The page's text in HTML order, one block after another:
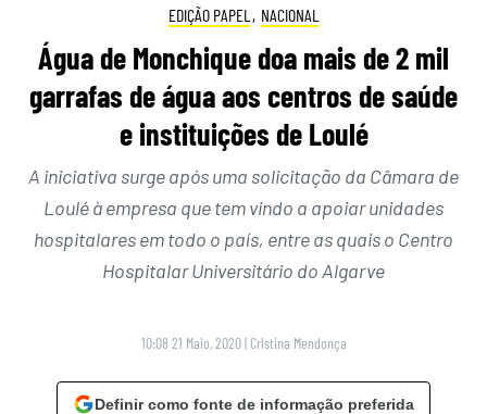
EDIÇÃO PAPEL , NACIONAL
Água de Monchique doa mais de 2 mil
garrafas de água aos centros de saúde
e instituições de Loulé
A iniciativa surge após uma solicitação da Câmara de
Loulé à empresa que tem vindo a apoiar unidades
hospitalares em todo o país, entre as quais o Centro
Hospitalar Universitário do Algarve
10:08 21 Maio, 2020 | Cristina Mendonça
Definir como fonte de informação preferida